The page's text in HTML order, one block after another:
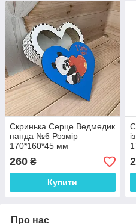
Скринька Серце Ведмедик
панда №6 Розмір
170*160*45 мм
260 ₴
Купити
Про нас